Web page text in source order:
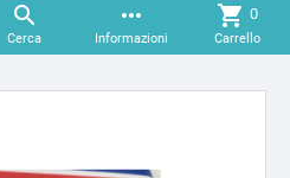

Cerca
more_horiz
Informazioni
shopping_cart 0
Carrello